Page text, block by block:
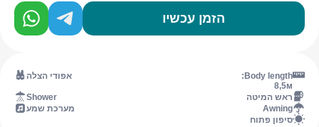
הזמן עכשיו
Body length:
8,5м
אפודי הצלה
ראש המיטה
Shower
Awning
מערכת שמע
סיפון פתוח